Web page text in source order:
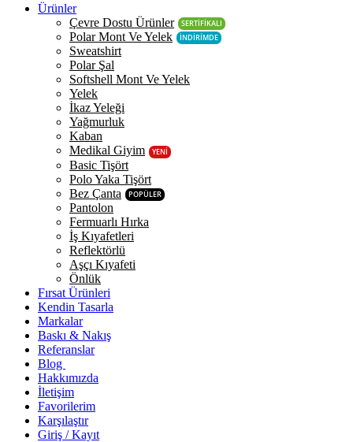
Ürünler
Çevre Dostu Ürünler
SERTİFİKALI
Polar Mont Ve Yelek İNDİRİMDE
Sweatshirt
Polar Şal
Softshell Mont Ve Yelek
Yelek
İkaz Yeleği
Yağmurluk
Kaban
Medikal Giyim
YENİ
Basic Tişört
Polo Yaka Tişört
Bez Çanta
POPÜLER
Pantolon
Fermuarlı Hırka
İş Kıyafetleri
Reflektörlü
Aşçı Kıyafeti
Önlük
Fırsat Ürünleri
Kendin Tasarla
Markalar
Baskı & Nakış
Referanslar
Blog
Hakkımızda
İletişim
Favorilerim
Karşılaştır
Giriş / Kayıt